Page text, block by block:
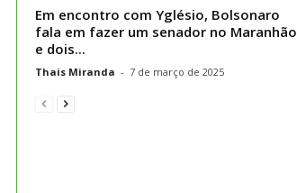
Em encontro com Yglésio, Bolsonaro
fala em fazer um senador no Maranhão
e dois...
Thais Miranda - 7 de março de 2025